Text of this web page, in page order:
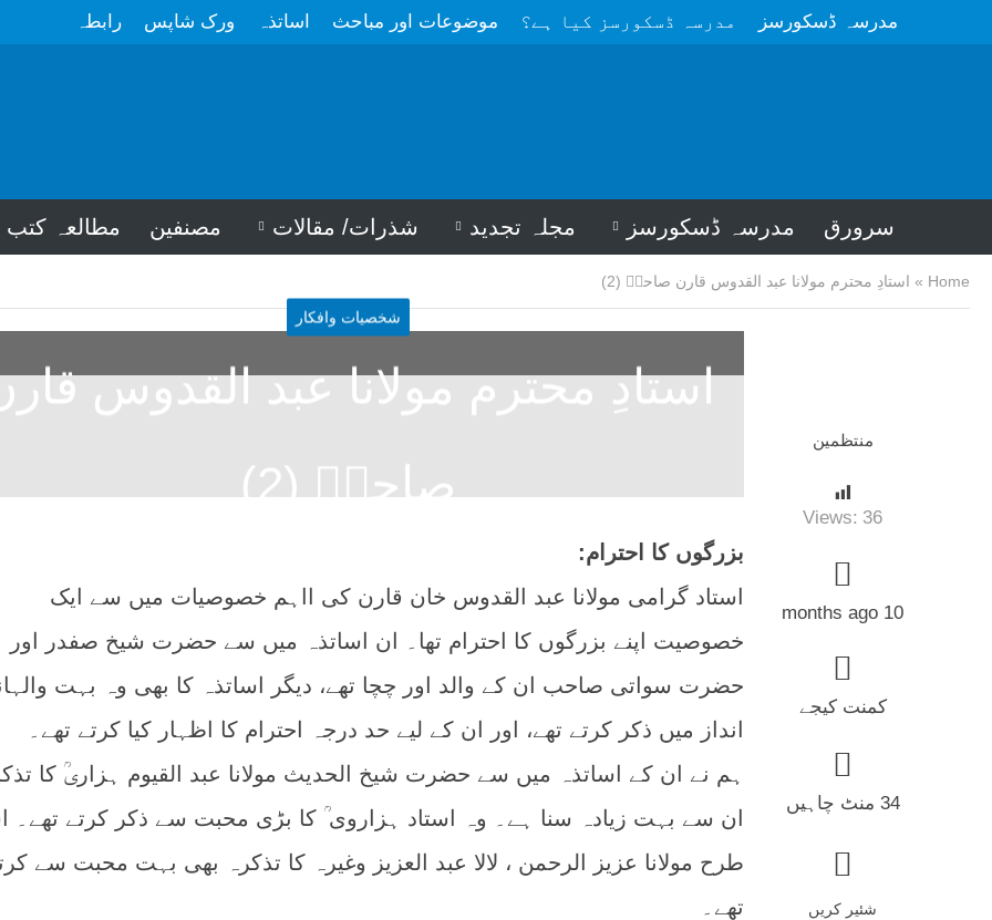
مدرسہ ڈسکورسز مدرسہ ڈسکورسز کیا ہے؟ موضوعات اور مباحث اساتذہ ورک شاپس رابطہ
سرورق مدرسہ ڈسکورسز مجلہ تجدید شذرات/ مقالات مصنفین مطالعہ کتب
Home
» استادِ محترم مولانا عبد القدوس قارن صاحبؒ (2)
منتظمین
Views: 36
10 months ago
کمنت کیجے
34 منٹ چاہیں
شئیر کریں
شخصیات وافکار
استادِ محترم مولانا عبد القدوس
صاحبؒ (2)
بزرگوں کا احترام:
استاد گرامی مولانا عبد القدوس خان قارن کی ااہم خصوصیات میں سے ایک
خصوصیت اپنے بزرگوں کا احترام تھا۔ ان اساتذہ میں سے حضرت شیخ صفدر اور
حضرت سواتی صاحب ان کے والد اور چچا تھے، دیگر اساتذہ کا بھی وہ بہت
انداز میں ذکر کرتے تھے، اور ان کے لیے حد درجہ احترام کا اظہار کیا کرتے تھے۔
ہم نے ان کے اساتذہ میں سے حضرت شیخ الحدیث مولانا عبد القیوم ہزاریؒ کا
ان سے بہت زیادہ سنا ہے۔ وہ استاد ہزاروی ؒ کا بڑی محبت سے ذکر کرتے تھے۔
طرح مولانا عزیز الرحمن ، لالا عبد العزیز وغیرہ کا تذکرہ بھی بہت محبت سے
تھے۔